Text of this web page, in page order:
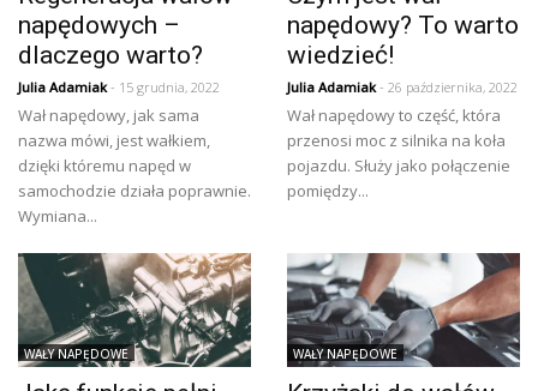
napędowych –
dlaczego warto?
Julia Adamiak- 15 grudnia, 2022
Wał napędowy, jak sama
nazwa mówi, jest wałkiem,
dzięki któremu napęd w
samochodzie działa poprawnie.
Wymiana...
napędowy? To warto
wiedzieć!
Julia Adamiak- 26 października, 2022
Wał napędowy to część, która
przenosi moc z silnika na koła
pojazdu. Służy jako połączenie
pomiędzy...
WAŁY NAPĘDOWE WAŁY NAPĘDOWE